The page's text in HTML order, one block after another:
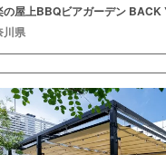
の屋上BBQビアガーデン BACK
川県